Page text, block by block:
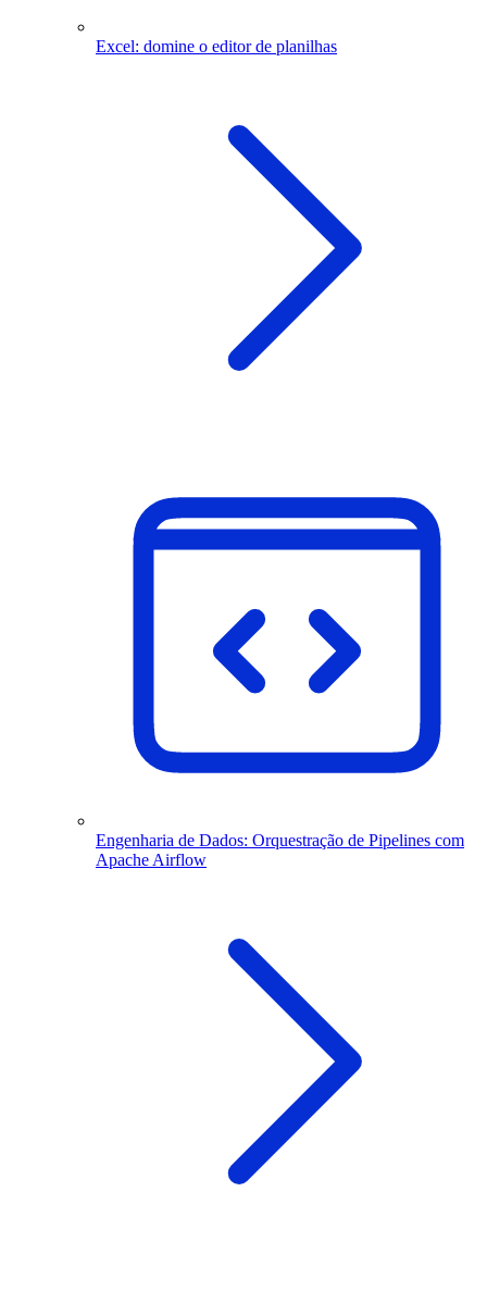
Excel: domine o editor de planilhas
Engenharia de Dados: Orquestração de Pipelines com
Apache Airflow